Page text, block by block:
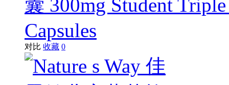
囊 300mg Student
Capsules
对比 收藏 0